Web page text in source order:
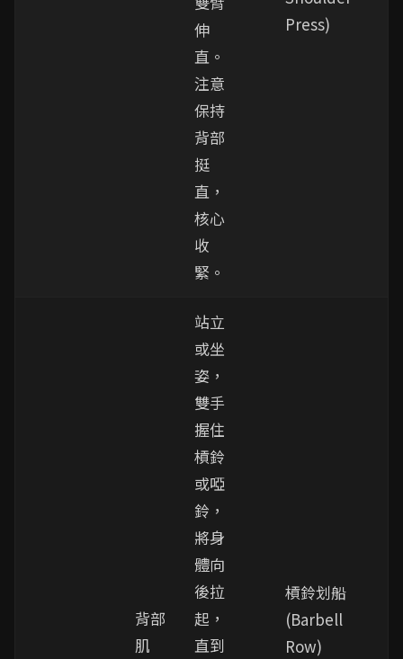
伸
直。
注意
保持
背部
挺
直，
核心
收
緊。
Press)
背部
肌
站立
或坐
姿，
雙手
握住
槓鈴
或啞
鈴，
將身
體向
後拉
起，
直到
槓鈴划船
(Barbell
Row)